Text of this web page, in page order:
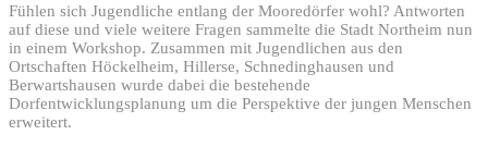
Fühlen sich Jugendliche entlang der Mooredörfer wohl? Antworten
auf diese und viele weitere Fragen sammelte die Stadt Northeim nun
in einem Workshop. Zusammen mit Jugendlichen aus den
Ortschaften Höckelheim, Hillerse, Schnedinghausen und
Berwartshausen wurde dabei die bestehende
Dorfentwicklungsplanung um die Perspektive der jungen Menschen
erweitert.